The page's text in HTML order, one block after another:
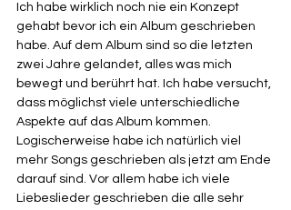
Ich habe wirklich noch nie ein Konzept
gehabt bevor ich ein Album geschrieben
habe. Auf dem Album sind so die letzten
zwei Jahre gelandet, alles was mich
bewegt und berührt hat. Ich habe versucht,
dass möglichst viele unterschiedliche
Aspekte auf das Album kommen.
Logischerweise habe ich natürlich viel
mehr Songs geschrieben als jetzt am Ende
darauf sind. Vor allem habe ich viele
Liebeslieder geschrieben die alle sehr